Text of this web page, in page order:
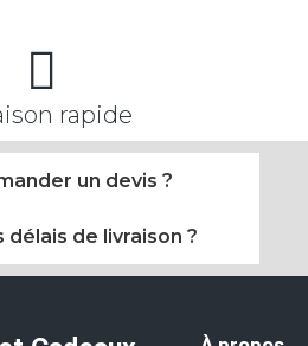
rapide
un devis ?
délais de livraison ?